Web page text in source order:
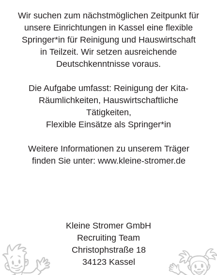
Wir suchen zum nächstmöglichen Zeitpunkt für
unsere Einrichtungen in Kassel eine flexible
Springer*in für Reinigung und Hauswirtschaft
in Teilzeit. Wir setzen ausreichende
Deutschkenntnisse voraus.
Die Aufgabe umfasst: Reinigung der Kita-
Räumlichkeiten, Hauswirtschaftliche
Tätigkeiten,
Flexible Einsätze als Springer*in
Weitere Informationen zu unserem Träger
finden Sie unter: www.kleine-stromer.de
Kleine Stromer GmbH
Recruiting Team
Christophstraße 18
34123 Kassel